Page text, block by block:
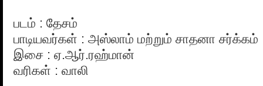
படம் : தேசம்
பாடியவர்கள் : அஸ்லாம் மற்றும் சாதனா சர்க்கம்
இசை : ஏ.ஆர்.ரஹ்மான்
வரிகள் : வாலி